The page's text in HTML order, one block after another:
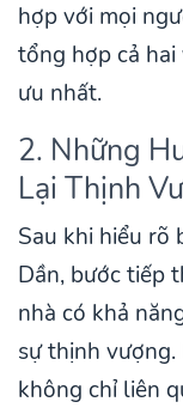
hợp với mọi
tổng hợp cả
ưu nhất.
2. Những
Lại Thịnh
Sau khi hiểu rõ
Dần, bước tiếp
nhà có khả
sự thịnh
không chỉ liên